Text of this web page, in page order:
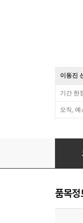
이동진
기간 한
오직,
글쓰기
품목정